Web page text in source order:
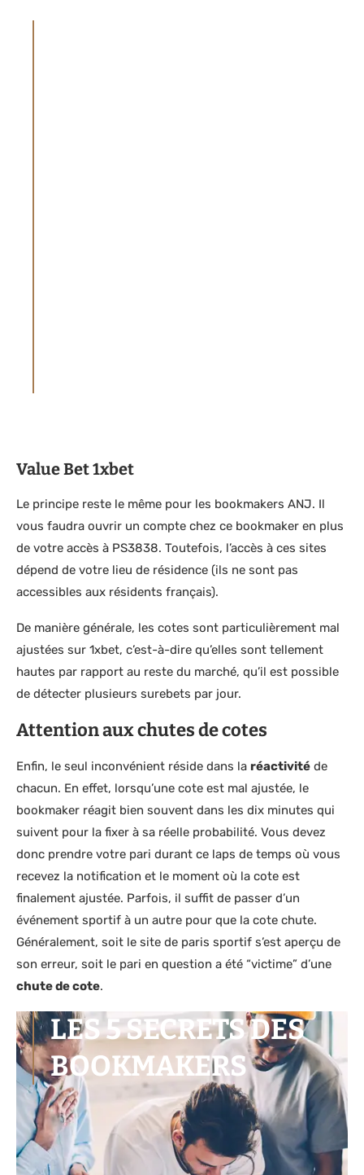
Value Bet 1xbet
Le principe reste le même pour les bookmakers ANJ. Il
vous faudra ouvrir un compte chez ce bookmaker en plus
de votre accès à PS3838. Toutefois, l’accès à ces sites
dépend de votre lieu de résidence (ils ne sont pas
accessibles aux résidents français).
De manière générale, les cotes sont particulièrement mal
ajustées sur 1xbet, c’est-à-dire qu’elles sont tellement
hautes par rapport au reste du marché, qu’il est possible
de détecter plusieurs surebets par jour.
Attention aux chutes de cotes
Enfin, le seul inconvénient réside dans la réactivité de
chacun. En effet, lorsqu’une cote est mal ajustée, le
bookmaker réagit bien souvent dans les dix minutes qui
suivent pour la fixer à sa réelle probabilité. Vous devez
donc prendre votre pari durant ce laps de temps où vous
recevez la notification et le moment où la cote est
finalement ajustée. Parfois, il suffit de passer d’un
événement sportif à un autre pour que la cote chute.
Généralement, soit le site de paris sportif s’est aperçu de
son erreur, soit le pari en question a été “victime” d’une
chute de cote.
LES 5 SECRETS DES
BOOKMAKERS